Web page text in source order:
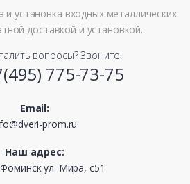
установка входных металлических
доставкой и установкой.
вопросы? Звоните!
775-73-75
Email:
prom.ru
Наш адрес:
ул. Мира, с51